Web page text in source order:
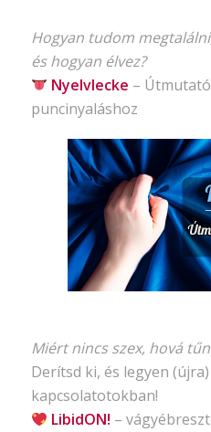
Hogyan tudom
és hogyan élvez?
Nyelvlecke – Útmutató
puncinyaláshoz
Miért nincs szex, hová
Derítsd ki, és legyen
kapcsolatotokban!
LibidON! –